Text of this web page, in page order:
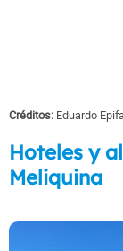
Créditos: Eduardo
Hoteles y
Meliquina